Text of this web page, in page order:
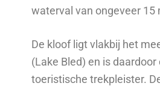
waterval van ongeveer 15
De kloof ligt vlakbij het
(Lake Bled) en is
toeristische trekpleister.